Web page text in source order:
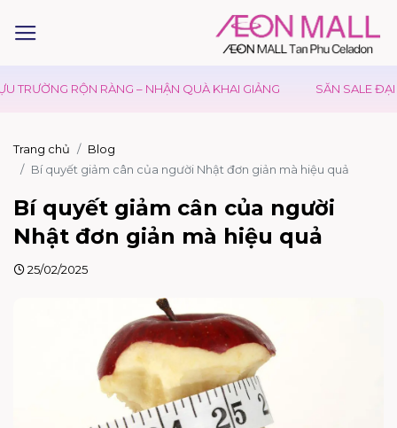
RỘN RÀNG – NHẬN QUÀ KHAI GIẢNG SĂN SALE ĐẠI LỄ
Trang chủ
Blog
Bí quyết giảm cân của người Nhật đơn giản mà hiệu quả
Bí quyết giảm cân của người
Nhật đơn giản mà hiệu quả
25/02/2025